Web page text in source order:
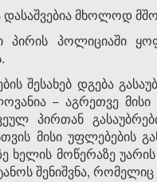
დასაშვებია მხოლოდ
პირის პოლიციაში
შესახებ დგება
− აგრეთვე
პირთან
მისი უფლებების
ხელის მოწერაზე
შენიშვნა,